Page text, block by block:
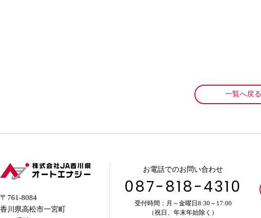
一覧へ戻る
〒761-8084
香川県高松市一宮町
お電話でのお問い合わせ
087-818-4310
受付時間：月～金曜日8:30～17:00
（祝日、年末年始除く）